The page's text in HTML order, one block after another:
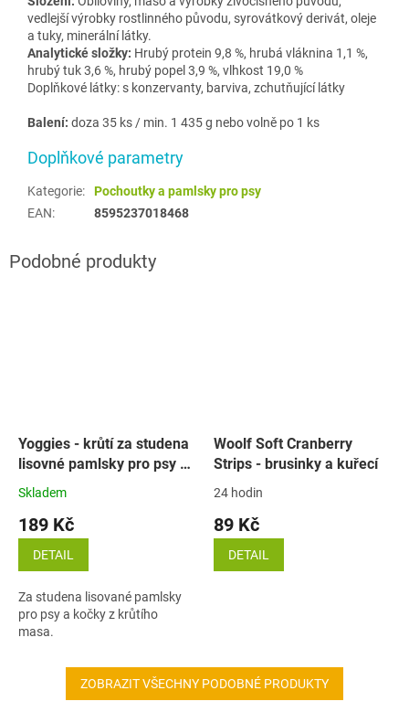
vedlejší výrobky rostlinného původu, syrovátkový derivát, oleje
a tuky, minerální látky.
Analytické složky: Hrubý protein 9,8 %, hrubá vláknina 1,1 %,
hrubý tuk 3,6 %, hrubý popel 3,9 %, vlhkost 19,0 %
Doplňkové látky: s konzervanty, barviva, zchutňující látky
Balení: doza 35 ks / min. 1 435 g nebo volně po 1 ks
Doplňkové parametry
Kategorie:
Pochoutky a pamlsky pro psy
EAN: 8595237018468
Yoggies - krůtí za studena
lisovné pamlsky pro psy a
kočky
Skladem
189 Kč
DETAIL
Za studena lisované pamlsky
pro psy a kočky z krůtího
masa.
Woolf Soft Cranberry
Strips - brusinky a kuřecí
24 hodin
89 Kč
DETAIL
ZOBRAZIT VŠECHNY PODOBNÉ PRODUKTY